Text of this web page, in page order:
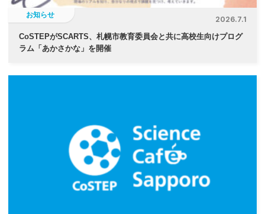
お知らせ
2026.7.1
CoSTEPがSCARTS、札幌市教育委員会と共に高校生向けプログ
ラム「あかさかな」を開催